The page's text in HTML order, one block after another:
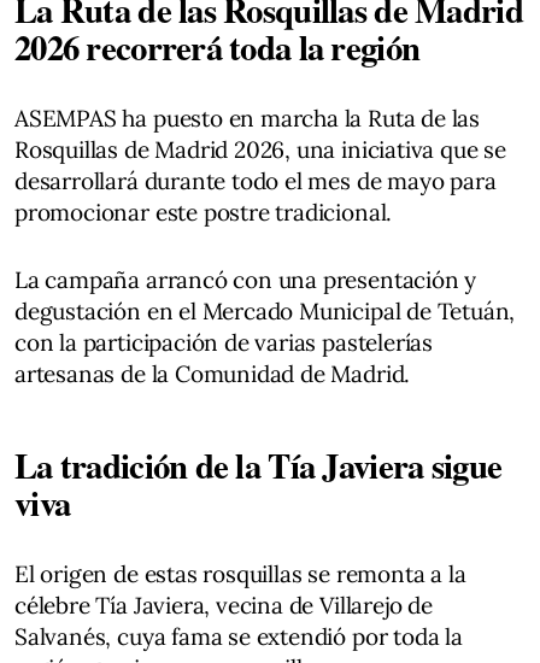
2026 recorrerá toda la región
ASEMPAS ha puesto en marcha la Ruta de las
Rosquillas de Madrid 2026, una iniciativa que se
desarrollará durante todo el mes de mayo para
promocionar este postre tradicional.
La campaña arrancó con una presentación y
degustación en el Mercado Municipal de Tetuán,
con la participación de varias pastelerías
artesanas de la Comunidad de Madrid.
La tradición de la Tía Javiera sigue
viva
El origen de estas rosquillas se remonta a la
célebre Tía Javiera, vecina de Villarejo de
Salvanés, cuya fama se extendió por toda la